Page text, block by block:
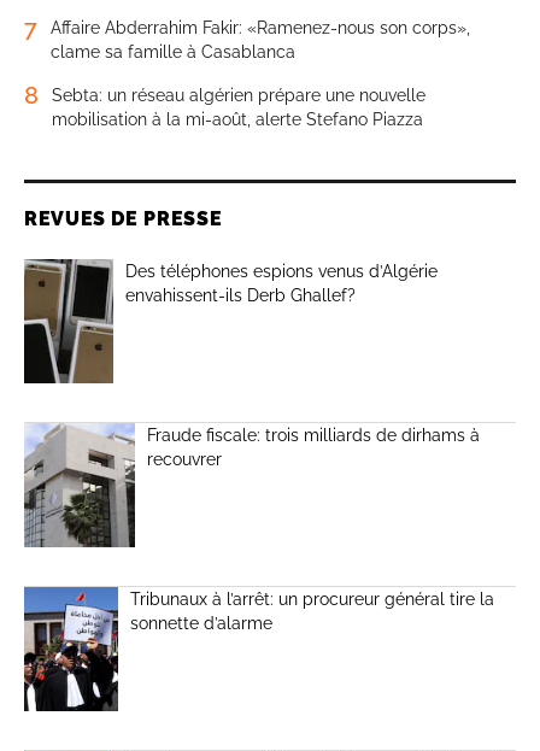
7
Affaire Abderrahim Fakir: «Ramenez-nous son corps»,
clame sa famille à Casablanca
8
Sebta: un réseau algérien prépare une nouvelle
mobilisation à la mi-août, alerte Stefano Piazza
REVUES DE PRESSE
Des téléphones espions venus d’Algérie
envahissent-ils Derb Ghallef?
Fraude fiscale: trois milliards de dirhams à
recouvrer
Tribunaux à l’arrêt: un procureur général tire la
sonnette d’alarme